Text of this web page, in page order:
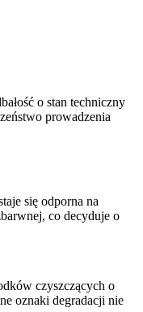
o stan techniczny
prowadzenia
się odporna na
co decyduje o
czyszczących o
oznaki degradacji nie